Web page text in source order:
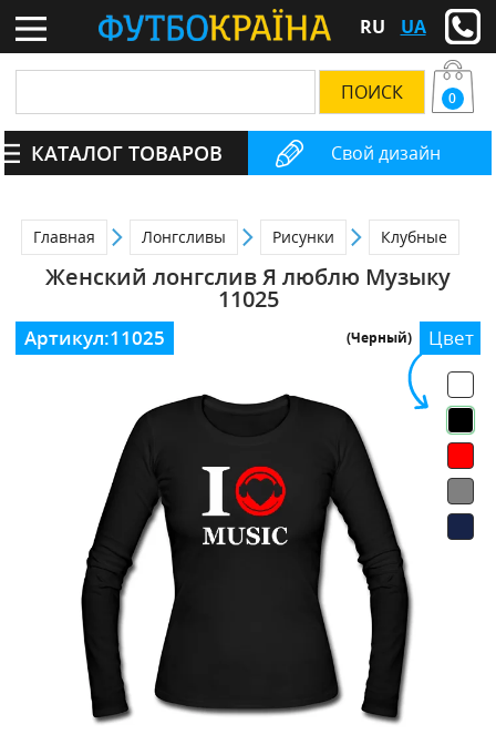
RU UA
Свой дизайн
0
КАТАЛОГ ТОВАРОВ
Главная Лонгсливы Рисунки Клубные
Женский лонгслив Я люблю Музыку
11025
Цвет
(Черный)
Артикул:11025